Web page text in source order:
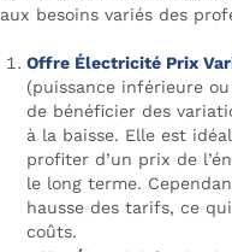
aux besoins variés des
Offre Électricité Prix
(puissance inférieure
de bénéficier des
à la baisse. Elle est
profiter d’un prix de
le long terme.
hausse des tarifs, ce
coûts.